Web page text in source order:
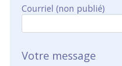
Courriel (non publié)
Votre message